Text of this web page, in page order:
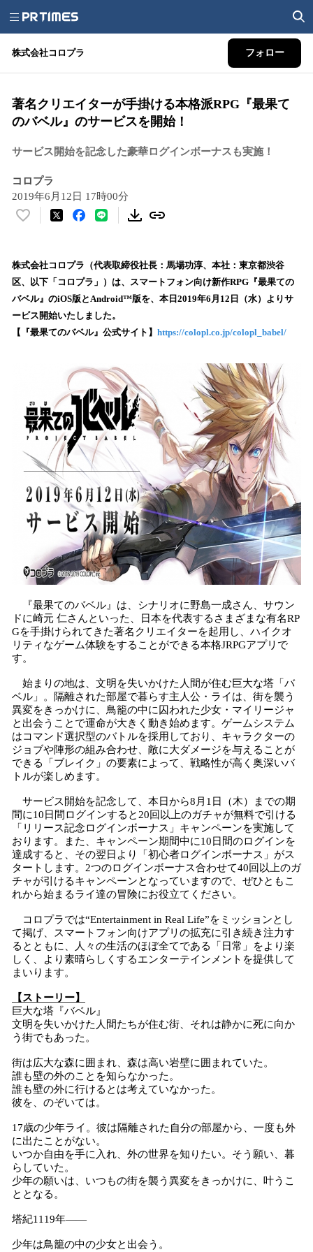
株式会社コロプラ フォロー
著名クリエイターが手掛ける本格派RPG『最果て
のバベル』のサービスを開始！
サービス開始を記念した豪華ログインボーナスも実施！
コロプラ
2019年6月12日 17時00分
い
！
数
を
読
込
株式会社コロプラ（代表取締役社長：馬場功淳、本社：東京都渋谷
区、以下「コロプラ」）は、スマートフォン向け新作RPG『最果ての
バベル』のiOS版とAndroid™版を、本日2019年6月12日（水）よりサ
ービス開始いたしました。
【『最果てのバベル』公式サイト】 https://colopl.co.jp/colopl_babel/
『最果てのバベル』は、シナリオに野島一成さん、サウン
ドに崎元 仁さんといった、日本を代表するさまざまな有名RP
Gを手掛けられてきた著名クリエイターを起用し、ハイクオ
リティなゲーム体験をすることができる本格JRPGアプリで
す。
始まりの地は、文明を失いかけた人間が住む巨大な塔「バ
ベル」。隔離された部屋で暮らす主人公・ライは、街を襲う
異変をきっかけに、鳥籠の中に囚われた少女・マイリージャ
と出会うことで運命が大きく動き始めます。ゲームシステム
はコマンド選択型のバトルを採用しており、キャラクターの
ジョブや陣形の組み合わせ、敵に大ダメージを与えることが
できる「ブレイク」の要素によって、戦略性が高く奥深いバ
トルが楽しめます。
サービス開始を記念して、本日から8月1日（木）までの期
間に10日間ログインすると20回以上のガチャが無料で引ける
「リリース記念ログインボーナス」キャンペーンを実施して
おります。また、キャンペーン期間中に10日間のログインを
達成すると、その翌日より「初心者ログインボーナス」がス
タートします。2つのログインボーナス合わせて40回以上のガ
チャが引けるキャンペーンとなっていますので、ぜひともこ
れから始まるライ達の冒険にお役立てください。
コロプラでは“Entertainment in Real Life”をミッションとし
て掲げ、スマートフォン向けアプリの拡充に引き続き注力す
るとともに、人々の生活のほぼ全てである「日常」をより楽
しく、より素晴らしくするエンターテインメントを提供して
まいります。
【ストーリー】
巨大な塔『バベル』
文明を失いかけた人間たちが住む街、それは静かに死に向か
う街でもあった。
街は広大な森に囲まれ、森は高い岩壁に囲まれていた。
誰も壁の外のことを知らなかった。
誰も壁の外に行けるとは考えていなかった。
彼を、のぞいては。
17歳の少年ライ。彼は隔離された自分の部屋から、一度も外
に出たことがない。
いつか自由を手に入れ、外の世界を知りたい。そう願い、暮
らしていた。
少年の願いは、いつもの街を襲う異変をきっかけに、叶うこ
ととなる。
塔紀1119年――
少年は鳥籠の中の少女と出会う。